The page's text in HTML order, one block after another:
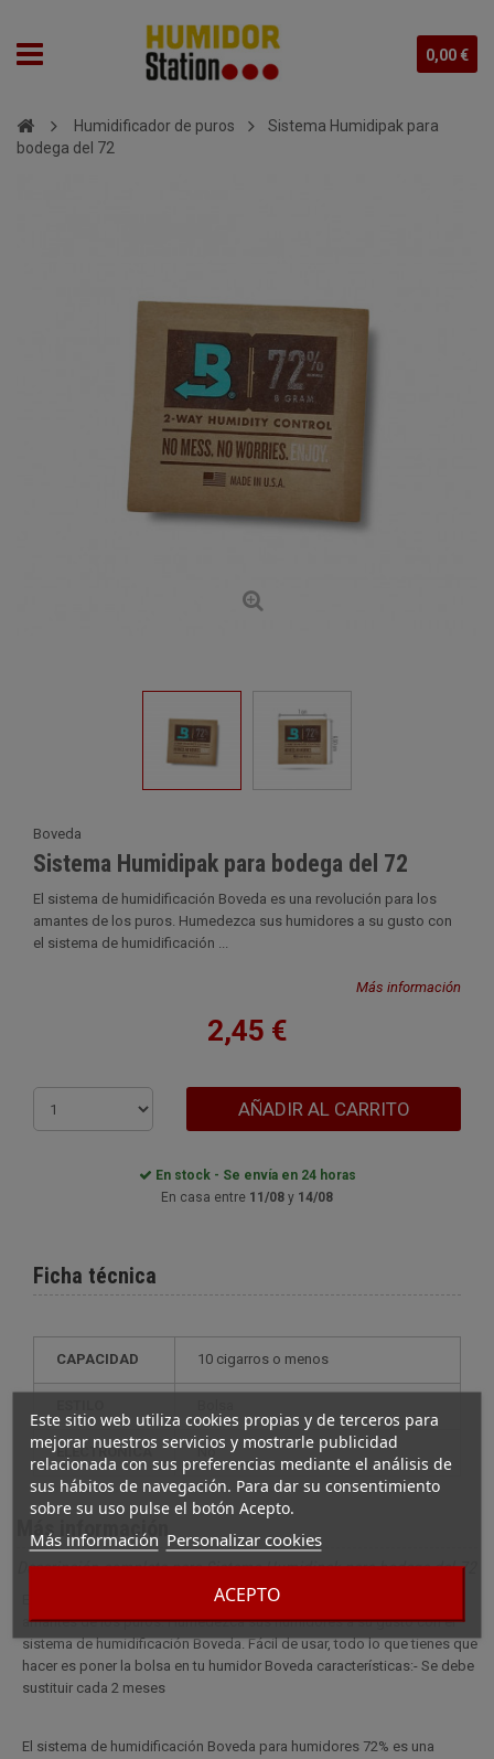
0,00 €
Este sitio web utiliza cookies propias y de terceros para
mejorar nuestros servicios y mostrarle publicidad
relacionada con sus preferencias mediante el análisis de
sus hábitos de navegación. Para dar su consentimiento
sobre su uso pulse el botón Acepto.
Más información Personalizar cookies
ACEPTO
Humidificador de puros
Sistema Humidipak para
bodega del 72
Boveda
Sistema Humidipak para bodega del 72
El sistema de humidificación Boveda es una revolución para los
amantes de los puros. Humedezca sus humidores a su gusto con
el sistema de humidificación ...
Más información
2,45 €
AÑADIR AL CARRITO
En stock - Se envía en 24 horas
En casa entre 11/08 y 14/08
Ficha técnica
CAPACIDAD 10 cigarros o menos
ELECTRÓNICA no
Más información
Descripción completa para Sistema Humidipak para bodega del 72
El sistema de humidificación Boveda es una revolución para los
amantes de los puros. Humedezca sus humidores a su gusto con el
sistema de humidificación Boveda. Fácil de usar, todo lo que tienes que
hacer es poner la bolsa en tu humidor Boveda características:- Se debe
sustituir cada 2 meses
El sistema de humidificación Boveda para humidores 72% es una